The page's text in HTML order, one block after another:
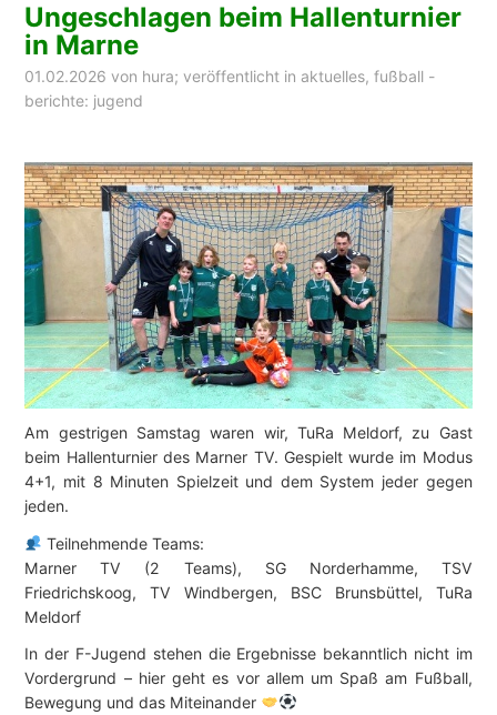
Ungeschlagen beim Hallenturnier
in Marne
01.02.2026 von hura; veröffentlicht in aktuelles,fußball -
berichte: jugend
Am gestrigen Samstag waren wir, TuRa Meldorf, zu Gast
beim Hallenturnier des Marner TV. Gespielt wurde im Modus
4+1, mit 8 Minuten Spielzeit und dem System jeder gegen
jeden.
Teilnehmende Teams:
Marner TV (2 Teams), SG Norderhamme, TSV
Friedrichskoog, TV Windbergen, BSC Brunsbüttel, TuRa
Meldorf
In der F-Jugend stehen die Ergebnisse bekanntlich nicht im
Vordergrund – hier geht es vor allem um Spaß am Fußball,
Bewegung und das Miteinander